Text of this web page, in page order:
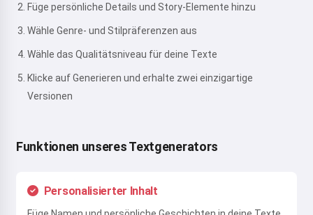
Füge persönliche Details und Story-Elemente hinzu
Wähle Genre- und Stilpräferenzen aus
Wähle das Qualitätsniveau für deine Texte
Klicke auf Generieren und erhalte zwei einzigartige
Versionen
Funktionen unseres Textgenerators
Personalisierter Inhalt